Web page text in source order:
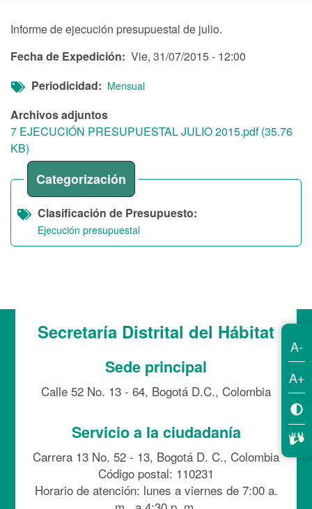
Informe de ejecución presupuestal de julio.
Fecha de Expedición
Vie, 31/07/2015 - 12:00
Periodicidad
Mensual
Archivos adjuntos
7 EJECUCIÓN PRESUPUESTAL JULIO 2015.pdf (35.76
KB)
Categorización
Clasificación de Presupuesto
Ejecución presupuestal
Secretaría Distrital del Hábitat
Sede principal
Calle 52 No. 13 - 64, Bogotá D.C., Colombia
Servicio a la ciudadanía
Carrera 13 No. 52 - 13, Bogotá D. C., Colombia
Código postal: 110231
Horario de atención: lunes a viernes de 7:00 a.
A-
A+